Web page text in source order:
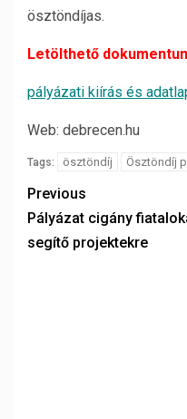
ösztöndíjas.
Letölthető
pályázati kiírás és
Web: debrecen.hu
Tags: ösztöndíj Ösztöndíj
Previous
Pályázat cigány
segítő projektekre